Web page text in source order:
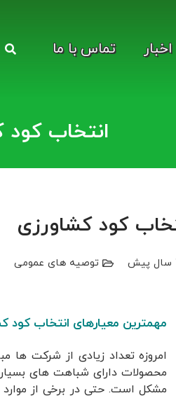
اخبار تماس با ما
انتخاب کود
کود کشاورزی
توصیه‌ های عمومی
مهمترین معیارهای انتخاب کود
امروزه تعداد زیادی از شرکت ها
محصولات دارای شباهت های
مشکل است. حتی در برخی از